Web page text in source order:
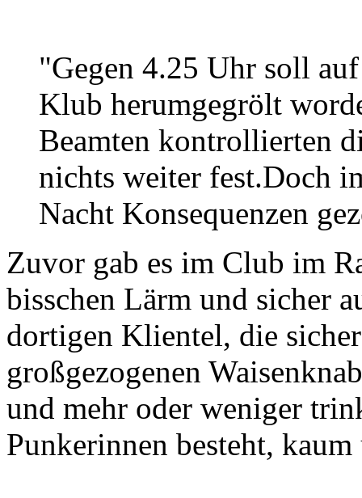
"Gegen 4.25 Uhr soll
Klub herumgegrölt
Beamten kontrollierten
nichts weiter fest.Doch
Nacht Konsequenzen
Zuvor gab es im Club im
bisschen Lärm und sicher
dortigen Klientel, die
großgezogenen
und mehr oder weniger
Punkerinnen besteht,